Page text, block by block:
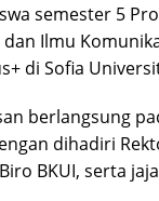
semester 5
dan Ilmu
di Sofia
berlangsung
dihadiri
BKUI, serta